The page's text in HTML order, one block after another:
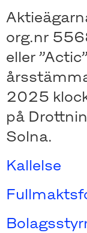
org.nr
eller
2025
på
Solna.
Kallelse